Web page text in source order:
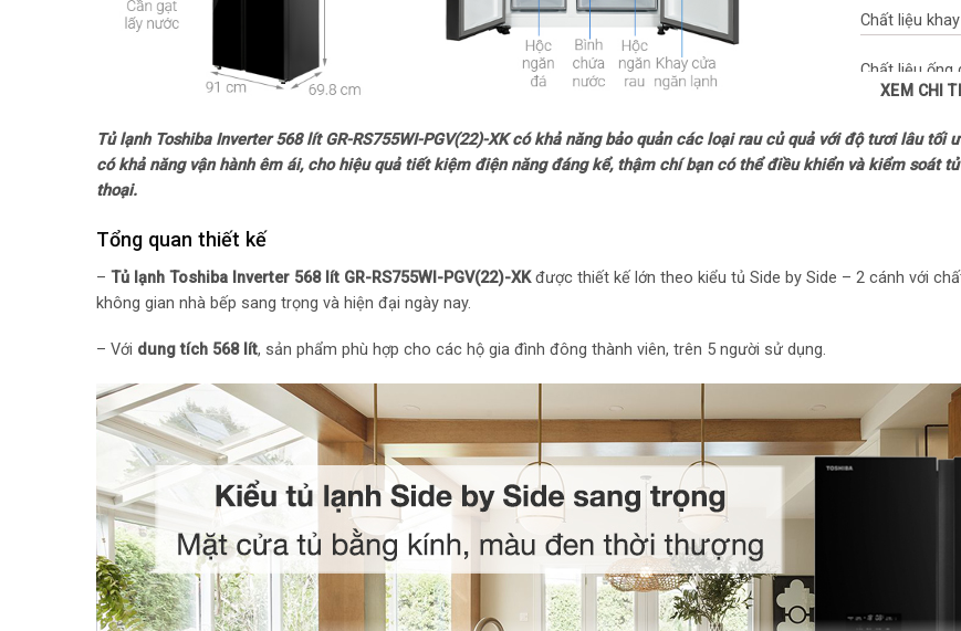
Chất liệu
Chất liệu ống
Lá tản nhiệt
Năm ra mắt:
Công nghệ
Công nghệ
Công nghệ
Công nghệ
XEM CHI
Tủ lạnh Toshiba Inverter 568 lít GR-RS755WI-PGV(22)-XK có khả năng bảo quản các loại rau củ quả với độ tươi lâu tối
có khả năng vận hành êm ái, cho hiệu quả tiết kiệm điện năng đáng kể, thậm chí bạn có thể điều khiển và kiểm soát
thoại.
Tổng quan thiết kế
– Tủ lạnh Toshiba Inverter 568 lít GR-RS755WI-PGV(22)-XKđược thiết kế lớn theo kiểu tủ Side by Side – 2 cánh với
không gian nhà bếp sang trọng và hiện đại ngày nay.
– Với dung tích 568 lít, sản phẩm phù hợp cho các hộ gia đình đông thành viên, trên 5 người sử dụng.